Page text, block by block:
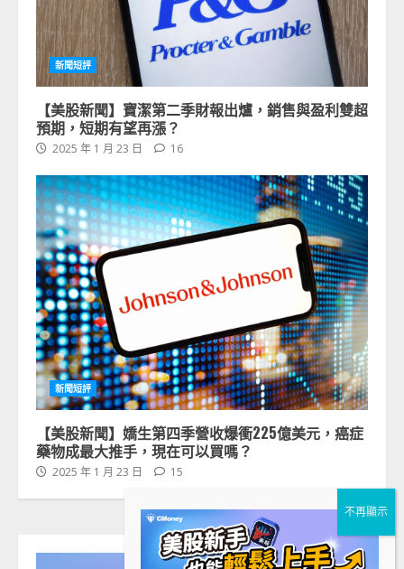
新聞短評
【美股新聞】寶潔第二季財報出爐，銷售與盈利雙超
預期，短期有望再漲？
2025 年 1 月 23 日 16
新聞短評
【美股新聞】嬌生第四季營收爆衝225億美元，癌症
藥物成最大推手，現在可以買嗎？
2025 年 1 月 23 日 15